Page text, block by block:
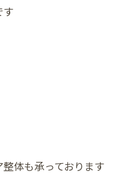
す
体も承っております